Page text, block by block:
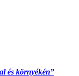
és környékén”